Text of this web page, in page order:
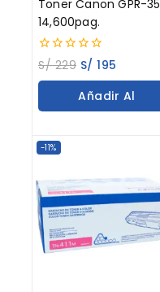
Toner Canon GPR-35
14,600pag.
0
out
of
S/229 S/ 195
Añadir Al
-11%